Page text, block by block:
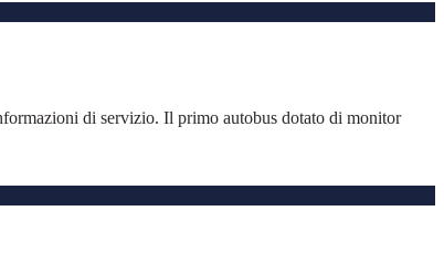
di servizio. Il primo autobus dotato di monitor